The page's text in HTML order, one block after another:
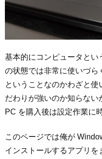
基本的にコンピュータとい
の状態では非常に使いづら
ということなのかわざと使
だわりが強いのか知らな
PC を購入後は設定作業に
このページでは俺が
インストールするアプリ